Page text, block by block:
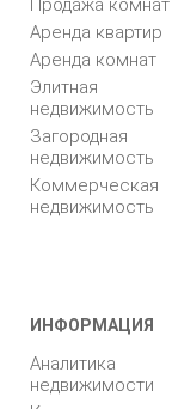
Аренда квартир
Аренда комнат
Элитная
недвижимость
Загородная
недвижимость
Коммерческая
недвижимость
ИНФОРМАЦИЯ
Аналитика
недвижимости